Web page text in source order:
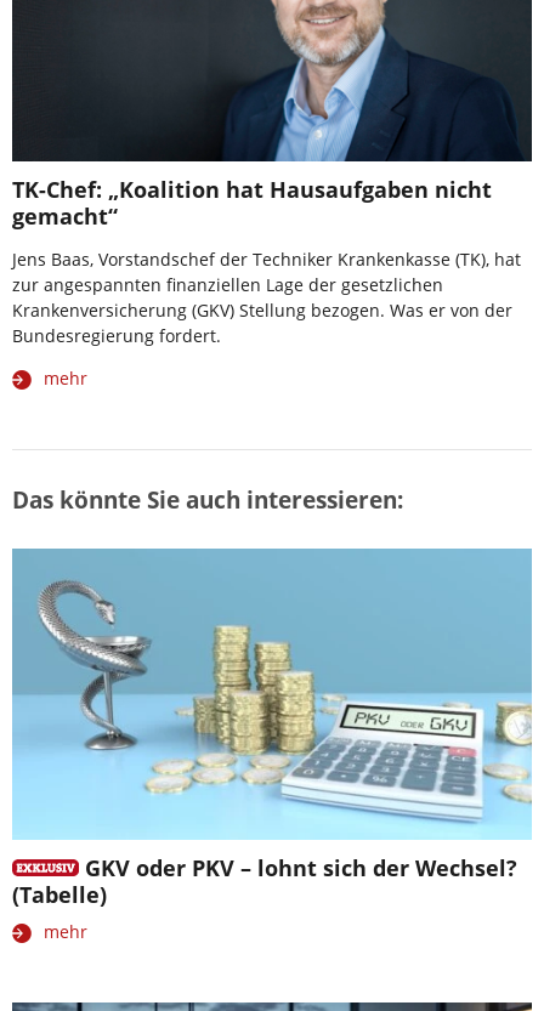
TK-Chef: „Koalition hat Hausaufgaben nicht
gemacht“
Jens Baas, Vorstandschef der Techniker Krankenkasse (TK), hat
zur angespannten finanziellen Lage der gesetzlichen
Krankenversicherung (GKV) Stellung bezogen. Was er von der
Bundesregierung fordert.
mehr
Das könnte Sie auch interessieren:
GKV oder PKV – lohnt sich der Wechsel?
(Tabelle)
mehr